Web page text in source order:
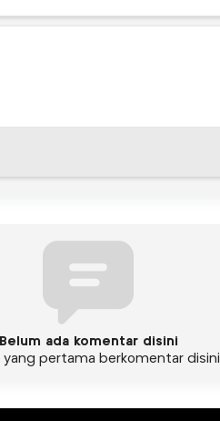
Belum ada komentar disini
yang pertama berkomentar disini